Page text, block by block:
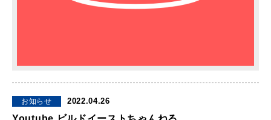
お知らせ 2022.04.26